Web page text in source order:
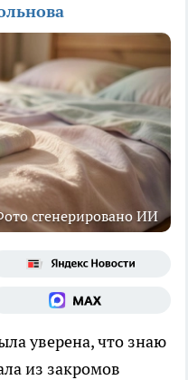
сгенерировано ИИ
уверена, что знаю
из закромов